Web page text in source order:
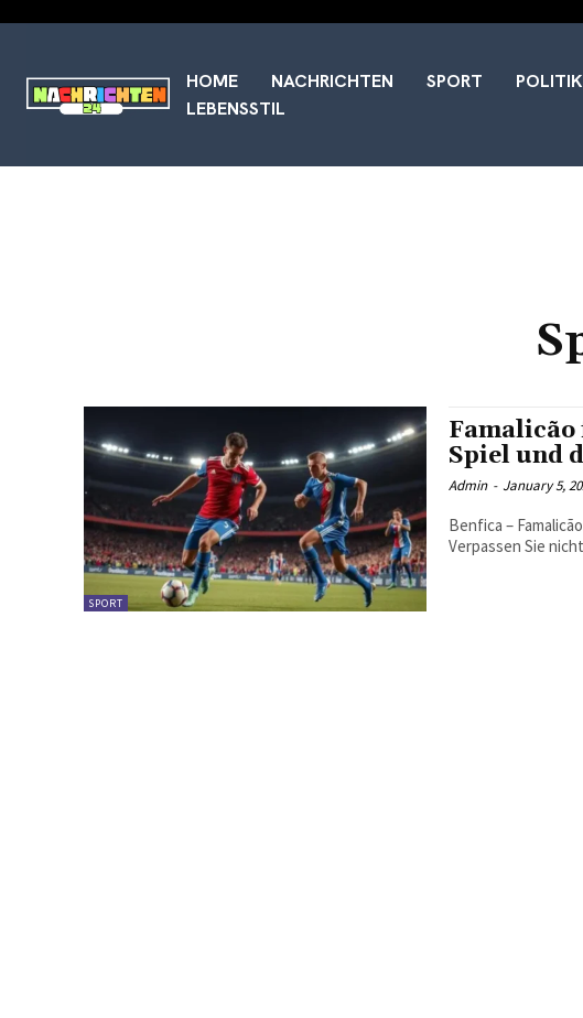
HOME NACHRICHTEN SPORT POLITIK
LEBENSSTIL
SPORT
Spiel und
Admin - January 5,
Benfica –
Verpassen Sie